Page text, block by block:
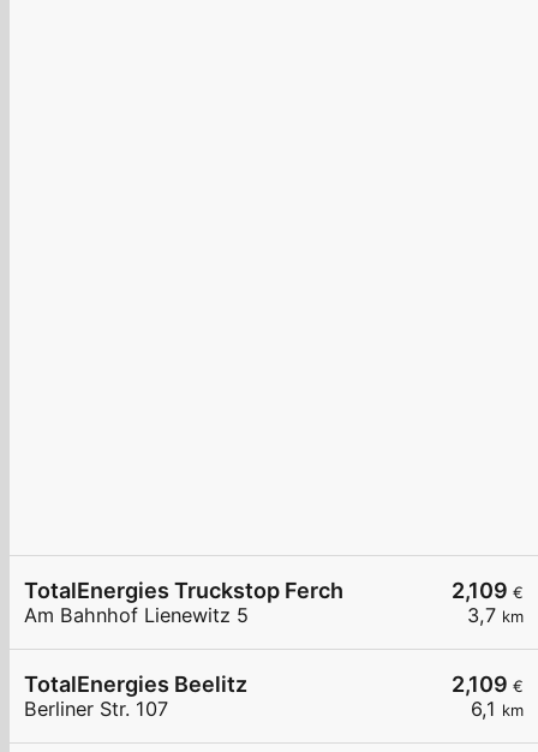
2,109 €
3,7 km
TotalEnergies Truckstop Ferch
Am Bahnhof Lienewitz 5
2,109 €
6,1 km
TotalEnergies Beelitz
Berliner Str. 107